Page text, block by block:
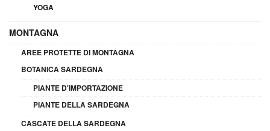
YOGA
MONTAGNA
AREE PROTETTE DI MONTAGNA
BOTANICA SARDEGNA
PIANTE D'IMPORTAZIONE
PIANTE DELLA SARDEGNA
CASCATE DELLA SARDEGNA